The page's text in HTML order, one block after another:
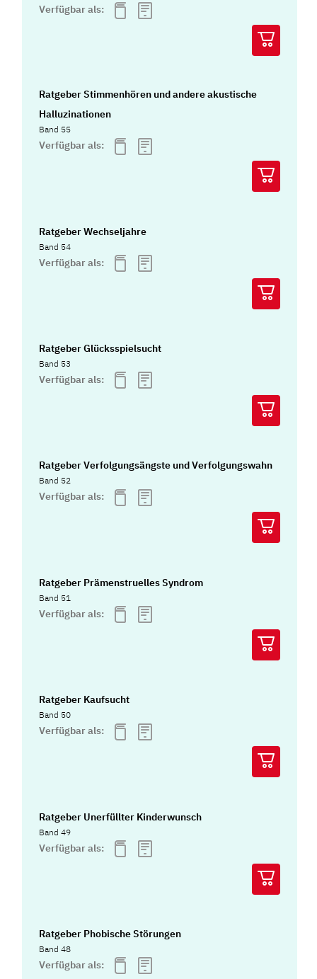
Verfügbar als:
Ratgeber Stimmenhören und andere akustische
Halluzinationen
Band 55
Verfügbar als:
Ratgeber Wechseljahre
Band 54
Verfügbar als:
Ratgeber Glücksspielsucht
Band 53
Verfügbar als:
Ratgeber Verfolgungsängste und Verfolgungswahn
Band 52
Verfügbar als:
Ratgeber Prämenstruelles Syndrom
Band 51
Verfügbar als:
Ratgeber Kaufsucht
Band 50
Verfügbar als:
Ratgeber Unerfüllter Kinderwunsch
Band 49
Verfügbar als:
Ratgeber Phobische Störungen
Band 48
Verfügbar als: